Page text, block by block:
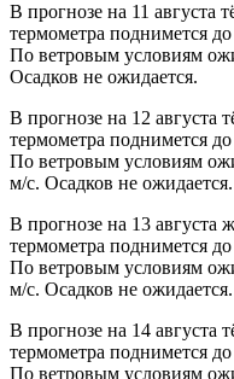
В прогнозе на 11 августа
термометра поднимется
По ветровым условиям
Осадков не ожидается.
В прогнозе на 12 августа
термометра поднимется
По ветровым условиям
м/с. Осадков не ожидается.
В прогнозе на 13 августа
термометра поднимется
По ветровым условиям
м/с. Осадков не ожидается.
В прогнозе на 14 августа
термометра поднимется
По ветровым условиям